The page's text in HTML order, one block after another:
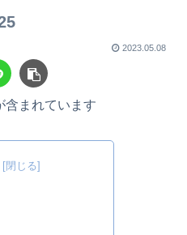
2023.05.08
含まれています